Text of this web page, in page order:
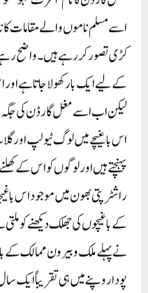
اسے مسلم ناموں والے مقامات
کڑی تصور کر رہے ہیں۔واضح
لیکن اب اسے مغل گارڈن کی
اس باغیچے میں لوگ ٹیولپ اور
پہنچتے ہیں اور لوگوں کو اس کے
راشٹرپتی بھون میں موجود اس
کے باغیچوں کی جھلک دیکھنے کو
نے پہلے ملک و بیرون ممالک کے
پودا روپنے میں ہی تقریباً ایک